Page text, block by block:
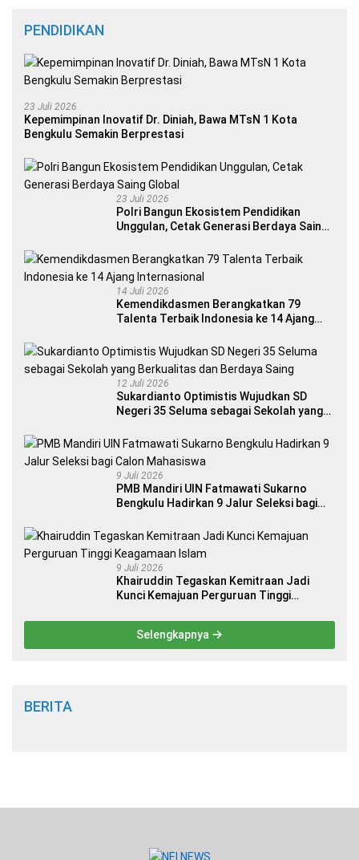
PENDIDIKAN
23 Juli 2026
Kepemimpinan Inovatif Dr. Diniah, Bawa MTsN 1 Kota
Bengkulu Semakin Berprestasi
23 Juli 2026
Polri Bangun Ekosistem Pendidikan
Unggulan, Cetak Generasi Berdaya Saing
14 Juli 2026
Kemendikdasmen Berangkatkan 79
Talenta Terbaik Indonesia ke 14 Ajang
12 Juli 2026
Sukardianto Optimistis Wujudkan SD
Negeri 35 Seluma sebagai Sekolah yang
9 Juli 2026
PMB Mandiri UIN Fatmawati Sukarno
Bengkulu Hadirkan 9 Jalur Seleksi bagi
9 Juli 2026
Khairuddin Tegaskan Kemitraan Jadi
Kunci Kemajuan Perguruan Tinggi
Selengkapnya
BERITA